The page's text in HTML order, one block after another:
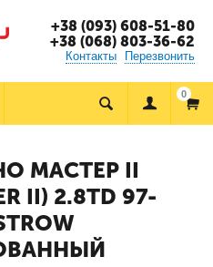
+38 (093) 608-51-80
+38 (068) 803-36-62
Контакты Перезвонить
0
МАСТЕР II
II) 2.8TD 97-